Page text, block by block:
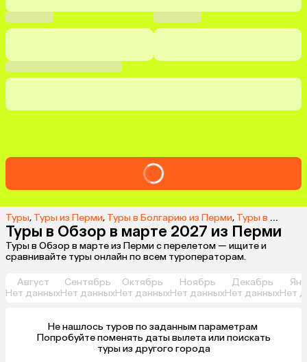
Туры, Туры из Перми, Туры в Болгарию из Перми, Туры в Обзор из Перми
Туры в Обзор в марте 2027 из Перми
Туры в Обзор в марте из Перми с перелетом — ищите и
сравнивайте туры онлайн по всем туроператорам.
Август
Нет данных
Сентябрь
Нет данных
Октябрь
Нет данных
Ноябрь
Нет данных
Декабрь
Нет данныхНет
Не нашлось туров по заданным параметрам
туры из другого города